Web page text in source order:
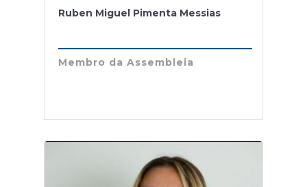
Ruben Miguel Pimenta Messias
Membro da Assembleia